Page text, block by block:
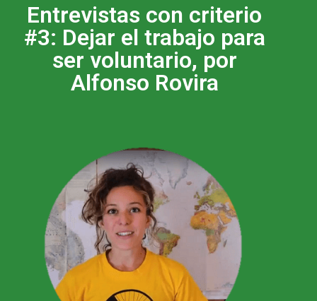
Entrevistas con criterio
#3: Dejar el trabajo para
ser voluntario, por
Alfonso Rovira